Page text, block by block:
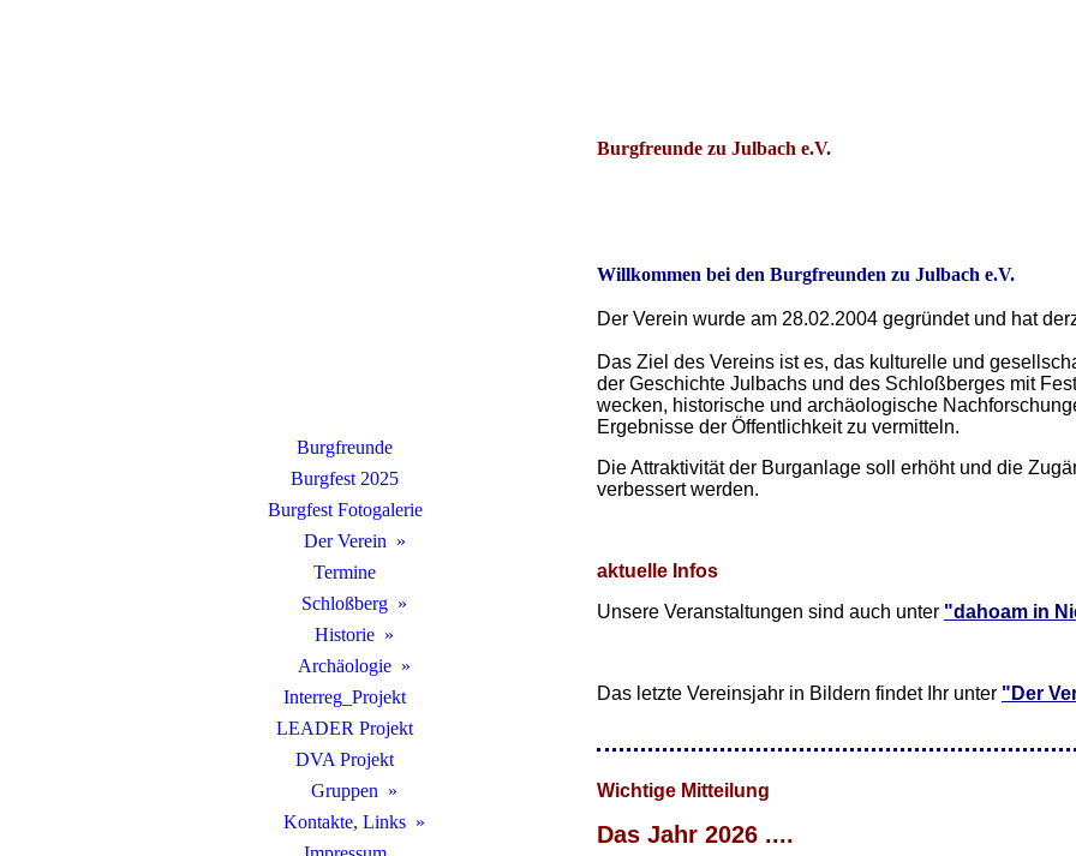
Burgfreunde
Burgfest 2025
Burgfest Fotogalerie
Der Verein
Termine
Schloßberg
Historie
Archäologie
Interreg_Projekt
LEADER Projekt
DVA Projekt
Gruppen
Kontakte, Links
Burgfreunde zu Julbach e.V.
Willkommen bei den Burgfreunden zu Julbach e.V.
Der Verein wurde am 28.02.2004 gegründet und hat
Das Ziel des Vereins ist es, das kulturelle und
der Geschichte Julbachs und des Schloßberges mit
wecken, historische und archäologische
Ergebnisse der Öffentlichkeit zu vermitteln.
Die Attraktivität der Burganlage soll erhöht und die
verbessert werden.
aktuelle Infos
Unsere Veranstaltungen sind auch unter "dahoam in
Das letzte Vereinsjahr in Bildern findet Ihr unter "Der
Wichtige Mitteilung
Das Jahr 2026 ....